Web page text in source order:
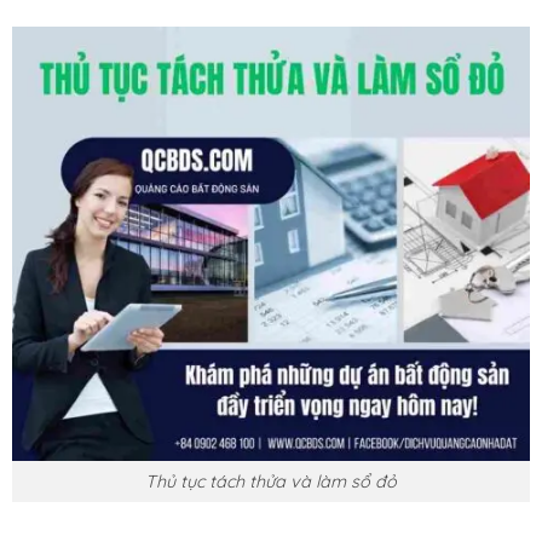
Thủ tục tách thửa và làm sổ đỏ